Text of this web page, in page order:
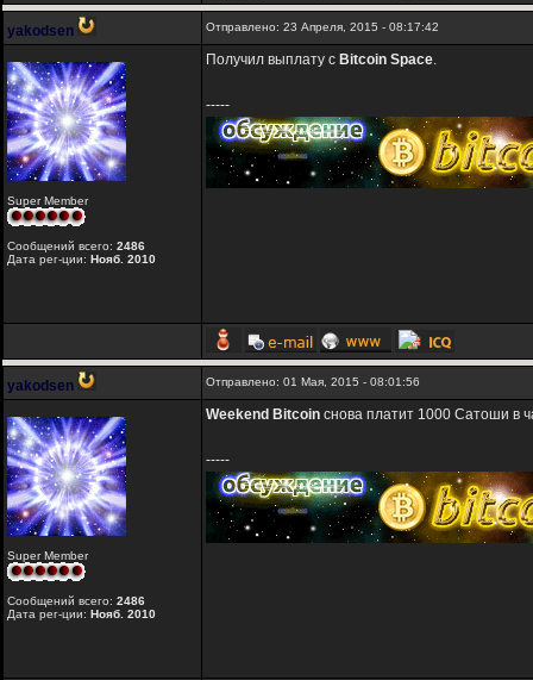
yakodsen Отправлено: 23 Апреля, 2015 - 08:17:42
Super Member
Сообщений всего: 2486
Дата рег-ции: Нояб. 2010
Получил выплату с Bitcoin Space.
-----
yakodsen Отправлено: 01 Мая, 2015 - 08:01:56
Super Member
Сообщений всего: 2486
Дата рег-ции: Нояб. 2010
Weekend Bitcoin снова платит 1000 Сатоши в
-----